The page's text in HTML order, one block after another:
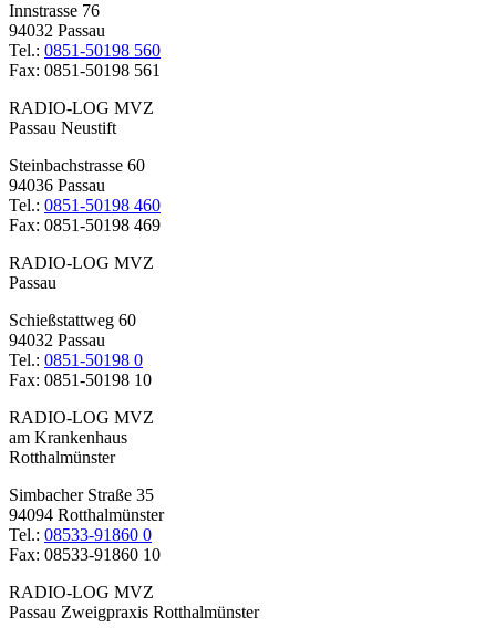
Innstrasse 76
94032 Passau
Tel.: 0851-50198 560
Fax: 0851-50198 561
RADIO-LOG MVZ
Passau Neustift
Steinbachstrasse 60
94036 Passau
Tel.: 0851-50198 460
Fax: 0851-50198 469
RADIO-LOG MVZ
Passau
Schießstattweg 60
94032 Passau
Tel.: 0851-50198 0
Fax: 0851-50198 10
RADIO-LOG MVZ
am Krankenhaus
Rotthalmünster
Simbacher Straße 35
94094 Rotthalmünster
Tel.: 08533-91860 0
Fax: 08533-91860 10
RADIO-LOG MVZ
Passau Zweigpraxis Rotthalmünster